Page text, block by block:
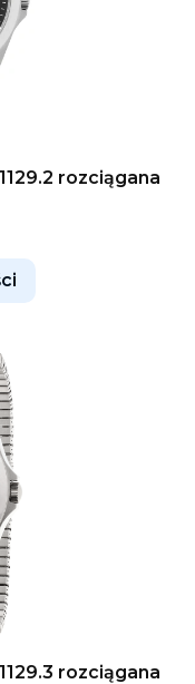
rozciągana
rozciągana